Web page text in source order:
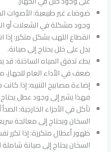
ضوضاء غير طبيعية: الأصوات
وجود مشكلة في الشعلات أو
انقطاع اللهب بشكل متكرر:
يدل على خلل يحتاج إلى صيانة.
بطء تدفق المياه الساخنة: قد
ضعف في الأداء العام للجهاز،
إضاءة مصابيح التنبيه: إذا
فهذا يشير إلى وجود عطل
تآكل في الأجزاء الخارجية:
السخان ويحتاج إلى معالجة
ظهور أعطال متكررة: إذا تكرر
السخان يحتاج إلى صيانة